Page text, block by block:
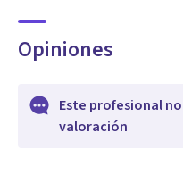
Opiniones
Este profesional
valoración